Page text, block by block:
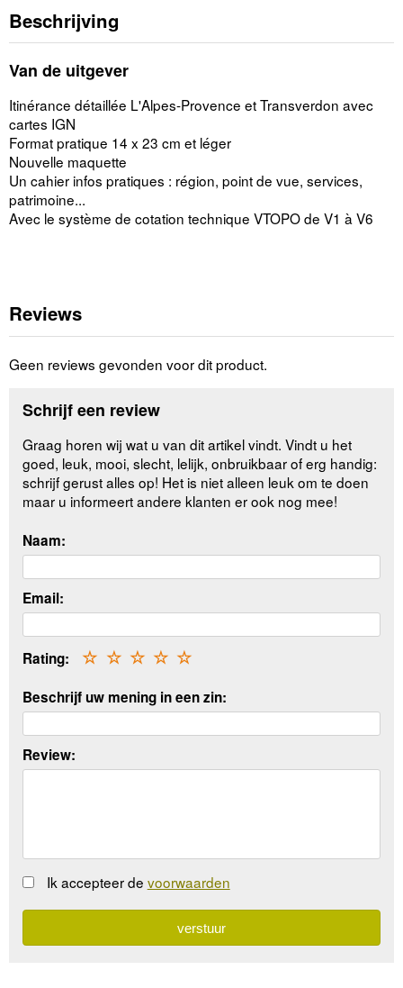
Beschrijving
Van de uitgever
Itinérance détaillée L'Alpes-Provence et Transverdon avec
cartes IGN
Format pratique 14 x 23 cm et léger
Nouvelle maquette
Un cahier infos pratiques : région, point de vue, services,
patrimoine...
Avec le système de cotation technique VTOPO de V1 à V6
Reviews
Geen reviews gevonden voor dit product.
Schrijf een review
Graag horen wij wat u van dit artikel vindt. Vindt u het
goed, leuk, mooi, slecht, lelijk, onbruikbaar of erg handig:
schrijf gerust alles op! Het is niet alleen leuk om te doen
maar u informeert andere klanten er ook nog mee!
Naam:
Email:
Rating: ☆
☆
☆
☆
☆
Beschrijf uw mening in een zin:
Review:
Ik accepteer de voorwaarden